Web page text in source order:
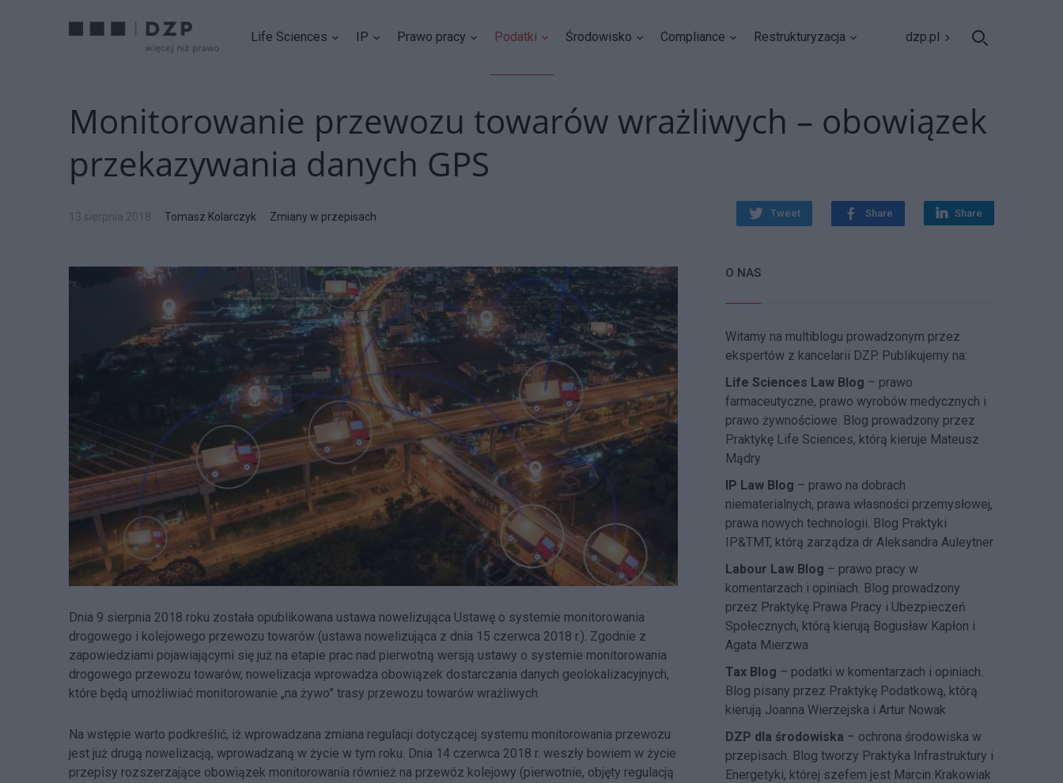
Life Sciences IP Prawo pracy Podatki Środowisko Compliance Restrukturyzacja dzp.pl
Monitorowanie przewozu towarów wrażliwych – obowiązek
przekazywania danych GPS
Tweet Share Share
13 sierpnia 2018 Tomasz Kolarczyk Zmiany w przepisach
Dnia 9 sierpnia 2018 roku została opublikowana ustawa nowelizująca Ustawę o systemie monitorowania
drogowego i kolejowego przewozu towarów (ustawa nowelizująca z dnia 15 czerwca 2018 r.). Zgodnie z
zapowiedziami pojawiającymi się już na etapie prac nad pierwotną wersją ustawy o systemie monitorowania
drogowego przewozu towarów, nowelizacja wprowadza obowiązek dostarczania danych geolokalizacyjnych,
które będą umożliwiać monitorowanie „na żywo” trasy przewozu towarów wrażliwych.
Na wstępie warto podkreślić, iż wprowadzana zmiana regulacji dotyczącej systemu monitorowania przewozu
jest już drugą nowelizacją, wprowadzaną w życie w tym roku. Dnia 14 czerwca 2018 r. weszły bowiem w życie
przepisy rozszerzające obowiązek monitorowania również na przewóz kolejowy (pierwotnie, objęty regulacją
O NAS
Witamy na multiblogu prowadzonym przez
ekspertów z kancelarii DZP. Publikujemy na:
Life Sciences Law Blog – prawo
farmaceutyczne, prawo wyrobów medycznych i
prawo żywnościowe. Blog prowadzony przez
Praktykę Life Sciences, którą kieruje Mateusz
Mądry
IP Law Blog – prawo na dobrach
niematerialnych, prawa własności przemysłowej,
prawa nowych technologii. Blog Praktyki
IP&TMT, którą zarządza dr Aleksandra Auleytner
Labour Law Blog – prawo pracy w
komentarzach i opiniach. Blog prowadzony
przez Praktykę Prawa Pracy i Ubezpieczeń
Społecznych, którą kierują Bogusław Kapłon i
Agata Mierzwa
Tax Blog – podatki w komentarzach i opiniach.
Blog pisany przez Praktykę Podatkową, którą
kierują Joanna Wierzejska i Artur Nowak
DZP dla środowiska – ochrona środowiska w
przepisach. Blog tworzy Praktyka Infrastruktury i
Energetyki, której szefem jest Marcin Krakowiak